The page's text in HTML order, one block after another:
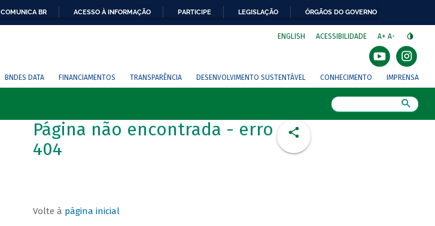
COMUNICA BR ACESSO À INFORMAÇÃO PARTICIPE LEGISLAÇÃO ÓRGÃOS DO GOVERNO
ENGLISH ACESSIBILIDADE A+ A-
BNDES DATA FINANCIAMENTOS TRANSPARÊNCIA DESENVOLVIMENTO SUSTENTÁVEL CONHECIMENTO IMPRENSA
Página não encontrada - erro
404
Volte à página inicial